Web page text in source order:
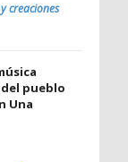
creaciones
pueblo
Una